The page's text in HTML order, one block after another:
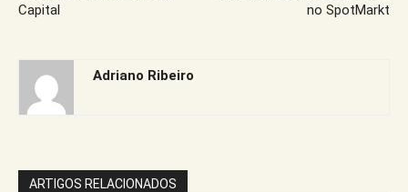
Capital
no SpotMarkt
Adriano Ribeiro
ARTIGOS RELACIONADOS